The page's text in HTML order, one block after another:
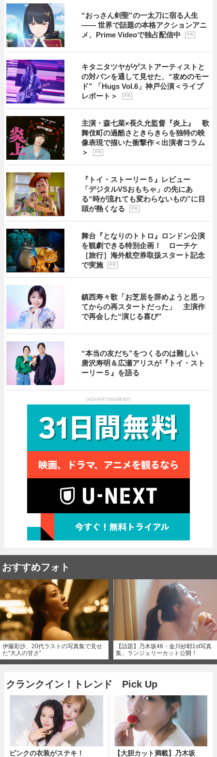
“おっさん剣聖”の一太刀に宿る人生
―― 世界で話題の本格アクションアニ
メ、Prime Videoで独占配信中
P R
キタニタツヤがゲストアーティストと
の対バンを通して見せた、“攻めのモー
ド” 「Hugs Vol.6」神戸公演＜ライブ
レポート＞
P R
主演・森七菜×長久允監督『炎上』 歌
舞伎町の過酷さときらきらを独特の映
像表現で描いた衝撃作＜出演者コラム
＞
P R
『トイ・ストーリー５』レビュー
「デジタルVSおもちゃ」の先にあ
る“時が流れても変わらないもの”に目
頭が熱くなる
P R
舞台『となりのトトロ』ロンドン公演
を観劇できる特別企画！ ローチケ
［旅行］海外航空券取扱スタート記念
で実施
P R
鎮西寿々歌「お芝居を辞めようと思っ
てからの再スタートだった」 主演作
で再会した“演じる喜び”
“本当の友だち”をつくるのは難しい
唐沢寿明＆広瀬アリスが『トイ・スト
ーリー５』を語る
[ADVERTISEMENT]
おすすめフォト
伊藤彩沙、20代ラストの写真集で見せ
た“大人の甘さ”
【話題】乃木坂46・金川紗耶1st写真
集、ランジェリーカット公開！
クランクイン！トレンド Pick Up
ピンクの衣装がステキ！ 【大胆カット満載】乃木坂